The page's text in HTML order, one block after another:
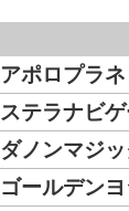
アポロプラネ
ステラナビ
ダノンマジッ
ゴールデンヨ